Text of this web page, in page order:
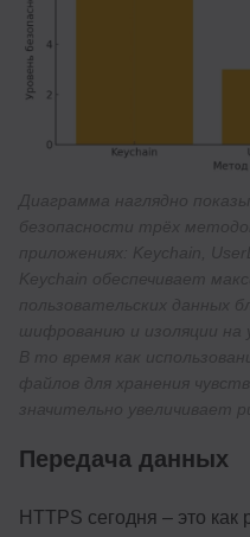
Передача данных
HTTPS сегодня – это